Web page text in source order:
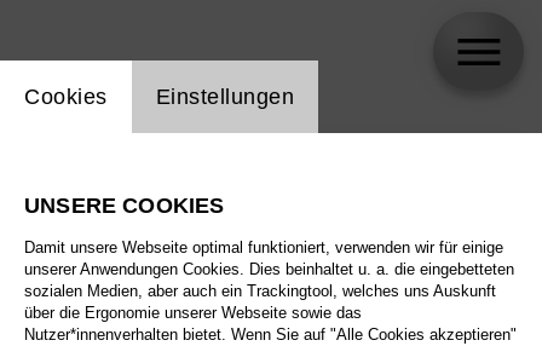
Alle Sparten
Alle Spielstätten
Alle Merkmale
Einstellung Website Cookie
Cookies Einstellungen
UNSERE COOKIES
Damit unsere Webseite optimal funktioniert, verwenden wir für einige
unserer Anwendungen Cookies. Dies beinhaltet u. a. die eingebetteten
sozialen Medien, aber auch ein Trackingtool, welches uns Auskunft
über die Ergonomie unserer Webseite sowie das
Nutzer*innenverhalten bietet. Wenn Sie auf "Alle Cookies akzeptieren"